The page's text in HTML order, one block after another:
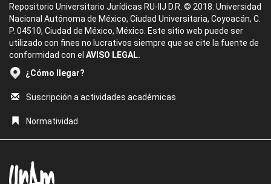
Repositorio Universitario Jurídicas RU-IIJ D.R. © 2018. Universidad
Nacional Autónoma de México, Ciudad Universitaria, Coyoacán, C.
P. 04510, Ciudad de México, México. Este sitio web puede ser
utilizado con fines no lucrativos siempre que se cite la fuente de
conformidad con el AVISO LEGAL.
¿Cómo llegar?
Suscripción a actividades académicas
Normatividad